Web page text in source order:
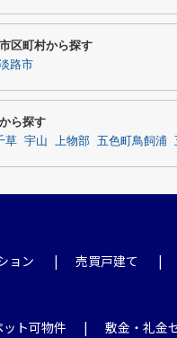
区町村から探す
路市
ら探す
草 宇山 上物部 五色町鳥飼浦
ョン 売買戸建て
ット可物件 敷金・礼金